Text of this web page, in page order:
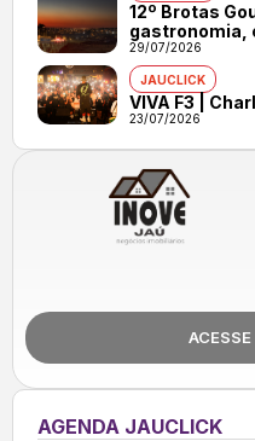
12º Brotas
gastronomia,
29/07/2026
JAUCLICK
VIVA F3 |
23/07/2026
AGENDA JAUCLICK